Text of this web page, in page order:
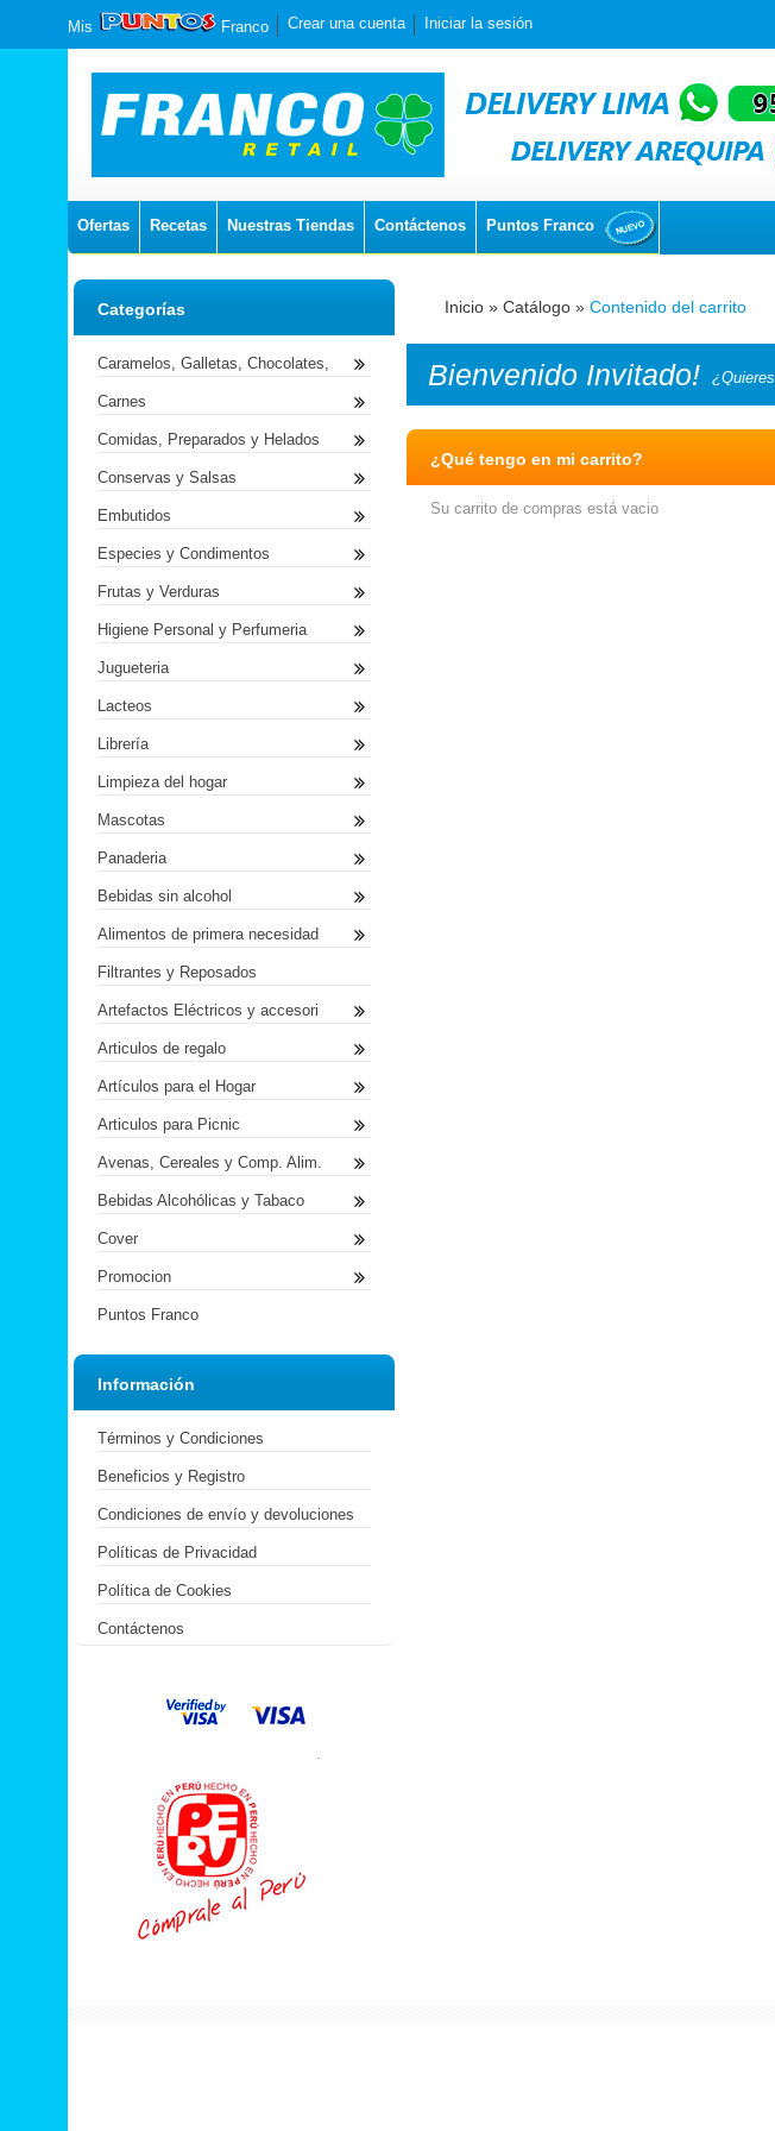
Mis Franco Crear una cuenta Iniciar la sesión
Ofertas Recetas Nuestras Tiendas Contáctenos Puntos Franco
Inicio » Catálogo » Contenido del carrito
Bienvenido Invitado! ¿Quieres
¿Qué tengo en mi carrito?
Su carrito de compras está vacio
Categorías
Caramelos, Galletas, Chocolates,
Carnes
Comidas, Preparados y Helados
Conservas y Salsas
Embutidos
Especies y Condimentos
Frutas y Verduras
Higiene Personal y Perfumeria
Jugueteria
Lacteos
Librería
Limpieza del hogar
Mascotas
Panaderia
Bebidas sin alcohol
Alimentos de primera necesidad
Filtrantes y Reposados
Artefactos Eléctricos y accesori
Articulos de regalo
Artículos para el Hogar
Articulos para Picnic
Avenas, Cereales y Comp. Alim.
Bebidas Alcohólicas y Tabaco
Cover
Promocion
Puntos Franco
Información
Términos y Condiciones
Beneficios y Registro
Condiciones de envío y devoluciones
Políticas de Privacidad
Política de Cookies
Contáctenos
.